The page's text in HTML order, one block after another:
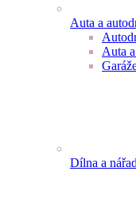
Auta a
Auta
Dílna a